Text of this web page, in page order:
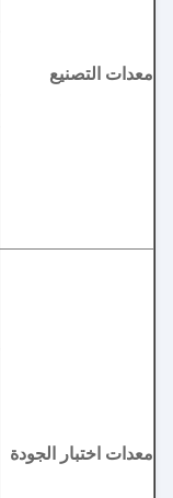
معدات التصنيع
معدات اختبار الجودة